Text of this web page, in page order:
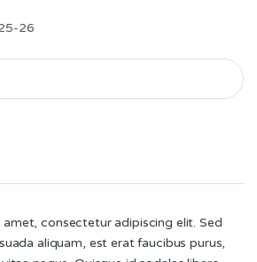
26
consectetur adipiscing elit. Sed
aliquam, est erat faucibus purus,